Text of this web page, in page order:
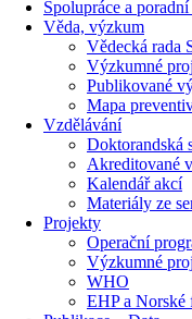
Spolupráce a
Věda, výzkum
Vědecká rada
Výzkumné
Publikované
Mapa
Vzdělávání
Doktorandská
Akreditované
Kalendář akcí
Materiály ze
Projekty
Operační
Výzkumné
WHO
EHP a Norské